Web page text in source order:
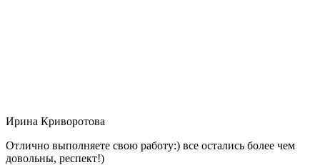
Ирина Криворотова
Отлично выполняете свою работу:) все остались более чем
довольны, респект!)